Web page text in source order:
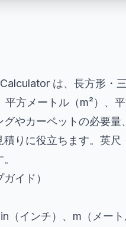
は、長方形・
平方メートル（m²）、
やカーペットの必要
積りに役立ちます。英
イド）
（インチ）、m（メー